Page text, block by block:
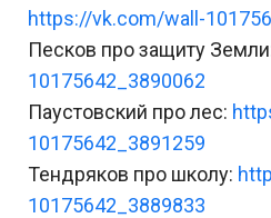
https://vk.com/wall-
Песков про защиту
10175642_3890062
Паустовский про лес:
10175642_3891259
Тендряков про школу:
10175642_3889833